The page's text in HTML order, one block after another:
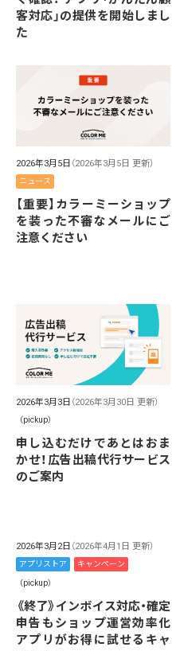
客対応」の提供を開始しまし
た
2026年3月5日 （2026年3月5日 更新）
ニュース
【重要】カラーミーショップ
を装った不審なメールにご
注意ください
2026年3月3日 （2026年3月30日 更新）
（pickup）
申し込むだけであとはおま
かせ！広告出稿代行サービス
のご案内
2026年3月2日 （2026年4月1日 更新）
アプリストア キャンペーン
（pickup）
《終了》インボイス対応・確定
申告もショップ運営効率化
アプリがお得に試せるキャ